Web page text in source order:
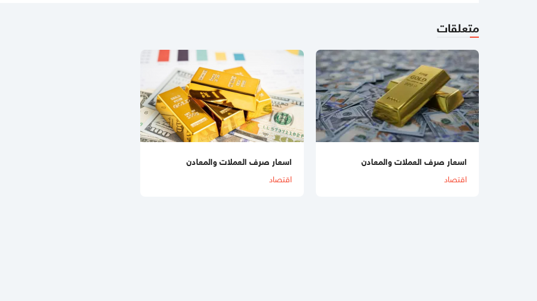
متعلقات
اسعار صرف العملات والمعادن
اقتصاد
اسعار صرف العملات والمعادن
اقتصاد